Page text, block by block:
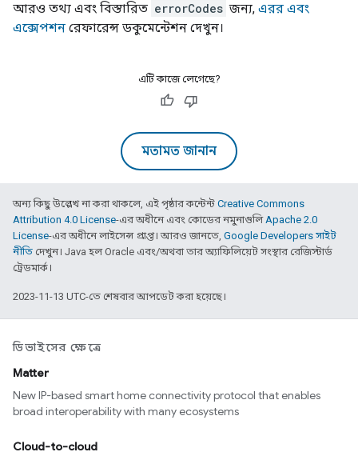
আরও তথ্য এবং বিস্তারিত errorCodes জন্য, এরর এবং
এক্সেপশন রেফারেন্স ডকুমেন্টেশন দেখুন।
এটি কাজে লেগেছে?
মতামত জানান
অন্য কিছু উল্লেখ না করা থাকলে, এই পৃষ্ঠার কন্টেন্ট Creative Commons
Attribution 4.0 License-এর অধীনে এবং কোডের নমুনাগুলিApache 2.0
License-এর অধীনে লাইসেন্স প্রাপ্ত। আরও জানতে, Google Developers সাইট
নীতি দেখুন। Java হল Oracle এবং/অথবা তার অ্যাফিলিয়েট সংস্থার রেজিস্টার্ড
ট্রেডমার্ক।
2023-11-13 UTC-তে শেষবার আপডেট করা হয়েছে।
ডিভাইসের ক্ষেত্রে
Matter
New IP-based smart home connectivity protocol that enables
broad interoperability with many ecosystems
Cloud-to-cloud